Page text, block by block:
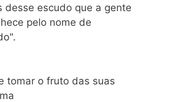
desse escudo que a gente
pelo nome de
tomar o fruto das suas